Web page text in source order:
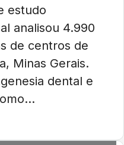
estudo
analisou 4.990
de centros de
Minas Gerais.
dental e